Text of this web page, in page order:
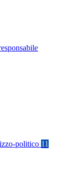
politico 11